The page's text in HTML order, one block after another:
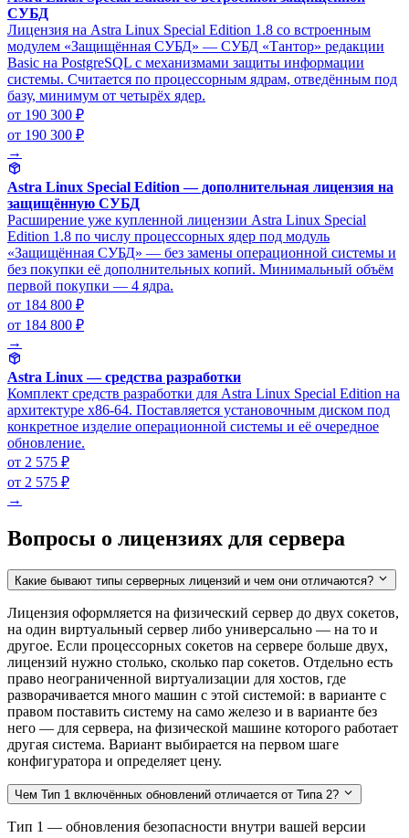
СУБД
Лицензия на Astra Linux Special Edition 1.8 со встроенным
модулем «Защищённая СУБД» — СУБД «Тантор» редакции
Basic на PostgreSQL с механизмами защиты информации
системы. Считается по процессорным ядрам, отведённым под
базу, минимум от четырёх ядер.
от 190 300 ₽
от 190 300 ₽
→
Astra Linux Special Edition — дополнительная лицензия на
защищённую СУБД
Расширение уже купленной лицензии Astra Linux Special
Edition 1.8 по числу процессорных ядер под модуль
«Защищённая СУБД» — без замены операционной системы и
без покупки её дополнительных копий. Минимальный объём
первой покупки — 4 ядра.
от 184 800 ₽
от 184 800 ₽
→
Astra Linux — средства разработки
Комплект средств разработки для Astra Linux Special Edition на
архитектуре x86-64. Поставляется установочным диском под
конкретное изделие операционной системы и её очередное
обновление.
от 2 575 ₽
от 2 575 ₽
→
Вопросы о лицензиях для сервера
Какие бывают типы серверных лицензий и чем они отличаются?
Лицензия оформляется на физический сервер до двух сокетов,
на один виртуальный сервер либо универсально — на то и
другое. Если процессорных сокетов на сервере больше двух,
лицензий нужно столько, сколько пар сокетов. Отдельно есть
право неограниченной виртуализации для хостов, где
разворачивается много машин с этой системой: в варианте с
правом поставить систему на само железо и в варианте без
него — для сервера, на физической машине которого работает
другая система. Вариант выбирается на первом шаге
конфигуратора и определяет цену.
Чем Тип 1 включённых обновлений отличается от Типа 2?
Тип 1 — обновления безопасности внутри вашей версии